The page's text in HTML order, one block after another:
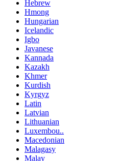
Hebrew
Hmong
Hungarian
Icelandic
Igbo
Javanese
Kannada
Kazakh
Khmer
Kurdish
Kyrgyz
Latin
Latvian
Lithuanian
Luxembou..
Macedonian
Malagasy
Malay